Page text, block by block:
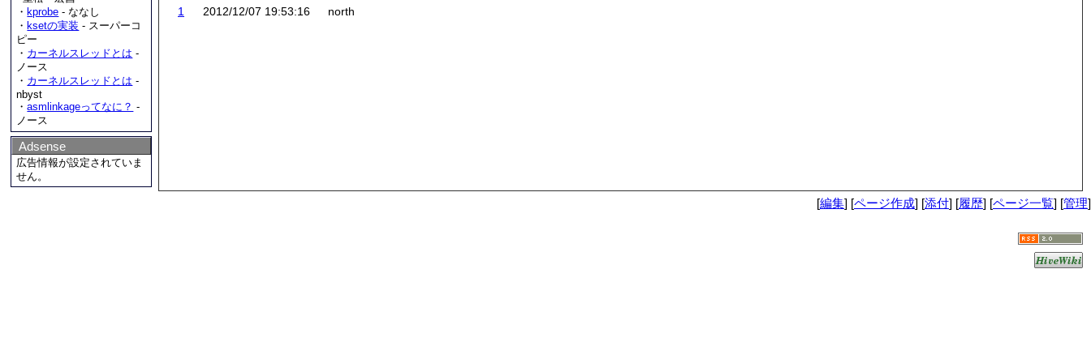
1
2012/12/07 19:53:16 north
・ kprobe - ななし
・ ksetの実装 - スーパーコ
ピー
・ カーネルスレッドとは -
ノース
・ カーネルスレッドとは -
nbyst
・asmlinkageってなに？ -
ノース
Adsense
広告情報が設定されていま
せん。
[編集] [ページ作成] [添付] [履歴] [ページ一覧] [管理]